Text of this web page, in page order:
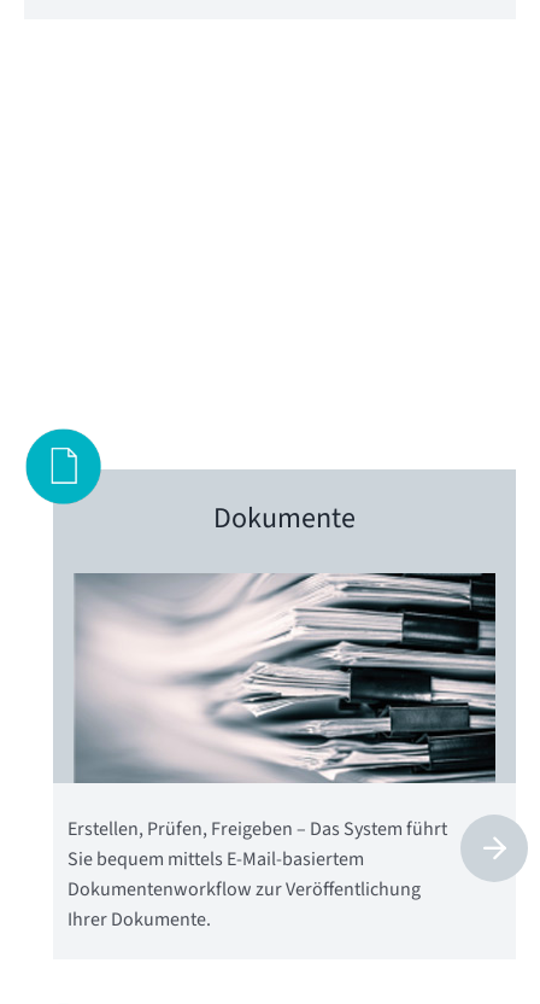
Dokumente
Erstellen, Prüfen, Freigeben – Das System führt
Sie bequem mittels E-Mail-basiertem
Dokumentenworkflow zur Veröffentlichung
Ihrer Dokumente.